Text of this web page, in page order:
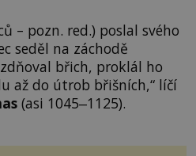
– pozn. red.) poslal svého
seděl na záchodě
břich, proklál ho
až do útrob břišních,“ líčí
(asi 1045‒1125).